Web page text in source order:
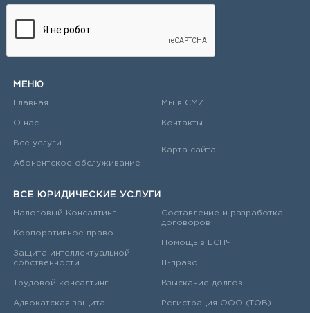
МЕНЮ
Главная
О нас
Все услуги
Абонентское обслуживание
Мы в СМИ
Контакты
Карта сайта
ВСЕ ЮРИДИЧЕСКИЕ УСЛУГИ
Налоговый Консалтинг
Корпоративное право
Защита интеллектуальной
собственности
Трудовой консалтинг
Адвокатская защита
Составление и разработка
договоров
Помощь в ЕСПЧ
IT-право
Взыскание долгов
Регистрация ООО (ТОВ)